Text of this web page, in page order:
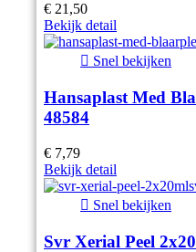
€ 21,50
Bekijk detail
 Snel bekijken
Hansaplast Med
48584
€ 7,79
Bekijk detail
 Snel bekijken
Svr Xerial Peel